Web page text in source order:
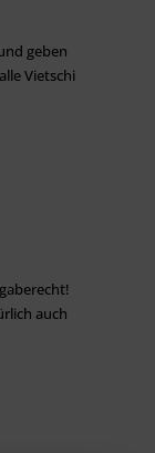
geben
Vietschi
auch